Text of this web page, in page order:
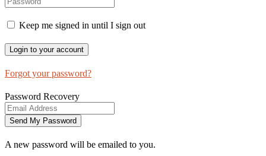
Keep me signed in until I sign out
Forgot your password?
Password Recovery
A new password will be emailed to you.